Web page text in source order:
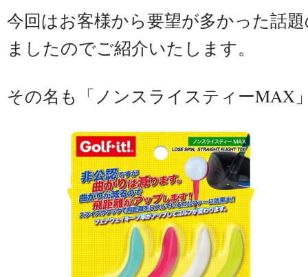
今回はお客様から要望が多かった話
ましたのでご紹介いたします。
その名も「ノンスライスティーMAX